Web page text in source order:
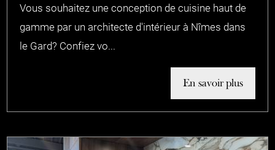
Vous souhaitez une conception de cuisine haut de
gamme par un architecte d'intérieur à Nîmes dans
le Gard? Confiez vo...
En savoir plus